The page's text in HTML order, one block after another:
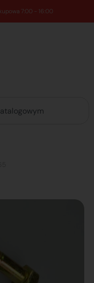
7:00 - 16:00